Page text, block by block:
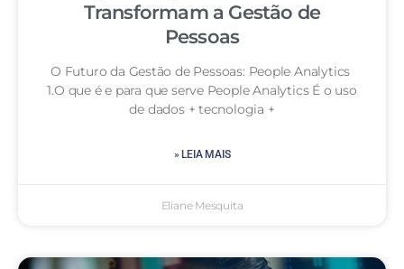
Transformam a Gestão de
Pessoas
O Futuro da Gestão de Pessoas: People Analytics
1.O que é e para que serve People Analytics É o uso
de dados + tecnologia +
» LEIA MAIS
Eliane Mesquita